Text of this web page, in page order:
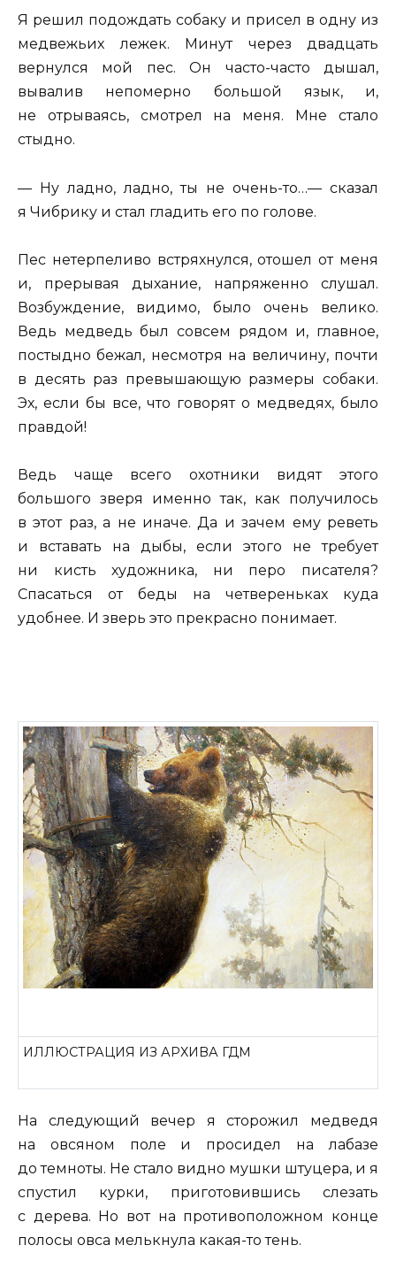
Я решил подождать собаку и присел в одну из
медвежьих лежек. Минут через двадцать
вернулся мой пес. Он часто-часто дышал,
вывалив непомерно большой язык, и,
не отрываясь, смотрел на меня. Мне стало
стыдно.
— Ну ладно, ладно, ты не очень-то…— сказал
я Чибрику и стал гладить его по голове.
Пес нетерпеливо встряхнулся, отошел от меня
и, прерывая дыхание, напряженно слушал.
Возбуждение, видимо, было очень велико.
Ведь медведь был совсем рядом и, главное,
постыдно бежал, несмотря на величину, почти
в десять раз превышающую размеры собаки.
Эх, если бы все, что говорят о медведях, было
правдой!
Ведь чаще всего охотники видят этого
большого зверя именно так, как получилось
в этот раз, а не иначе. Да и зачем ему реветь
и вставать на дыбы, если этого не требует
ни кисть художника, ни перо писателя?
Спасаться от беды на четвереньках куда
удобнее. И зверь это прекрасно понимает.
ИЛЛЮСТРАЦИЯ ИЗ АРХИВА ГДМ
На следующий вечер я сторожил медведя
на овсяном поле и просидел на лабазе
до темноты. Не стало видно мушки штуцера, и я
спустил курки, приготовившись слезать
с дерева. Но вот на противоположном конце
полосы овса мелькнула какая-то тень.